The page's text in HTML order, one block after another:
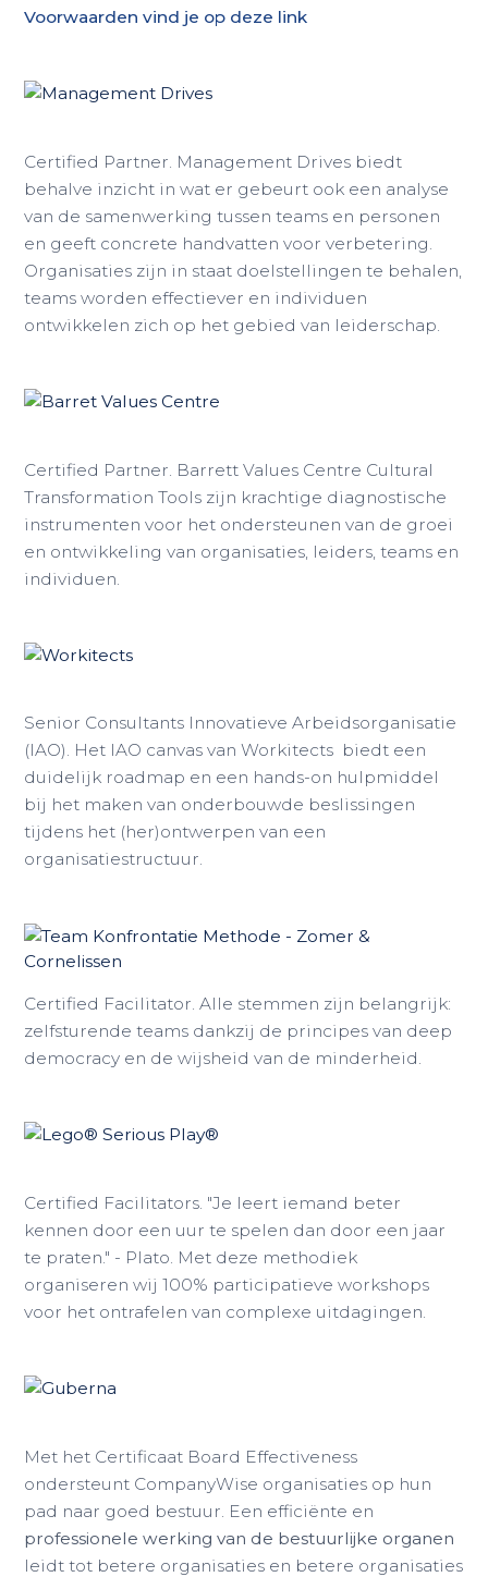
Voorwaarden vind je op deze link
Certified Partner. Management Drives biedt
behalve inzicht in wat er gebeurt ook een analyse
van de samenwerking tussen teams en personen
en geeft concrete handvatten voor verbetering.
Organisaties zijn in staat doelstellingen te behalen,
teams worden effectiever en individuen
ontwikkelen zich op het gebied van leiderschap.
Certified Partner. Barrett Values Centre Cultural
Transformation Tools zijn krachtige diagnostische
instrumenten voor het ondersteunen van de groei
en ontwikkeling van organisaties, leiders, teams en
individuen.
Senior Consultants Innovatieve Arbeidsorganisatie
(IAO). Het IAO canvas van Workitects biedt een
duidelijk roadmap en een hands-on hulpmiddel
bij het maken van onderbouwde beslissingen
tijdens het (her)ontwerpen van een
organisatiestructuur.
Certified Facilitator. Alle stemmen zijn belangrijk:
zelfsturende teams dankzij de principes van deep
democracy en de wijsheid van de minderheid.
Certified Facilitators. "Je leert iemand beter
kennen door een uur te spelen dan door een jaar
te praten." - Plato. Met deze methodiek
organiseren wij 100% participatieve workshops
voor het ontrafelen van complexe uitdagingen.
Met het Certificaat Board Effectiveness
ondersteunt CompanyWise organisaties op hun
pad naar goed bestuur. Een efficiënte en
professionele werking van de bestuurlijke organen
leidt tot betere organisaties en betere organisaties